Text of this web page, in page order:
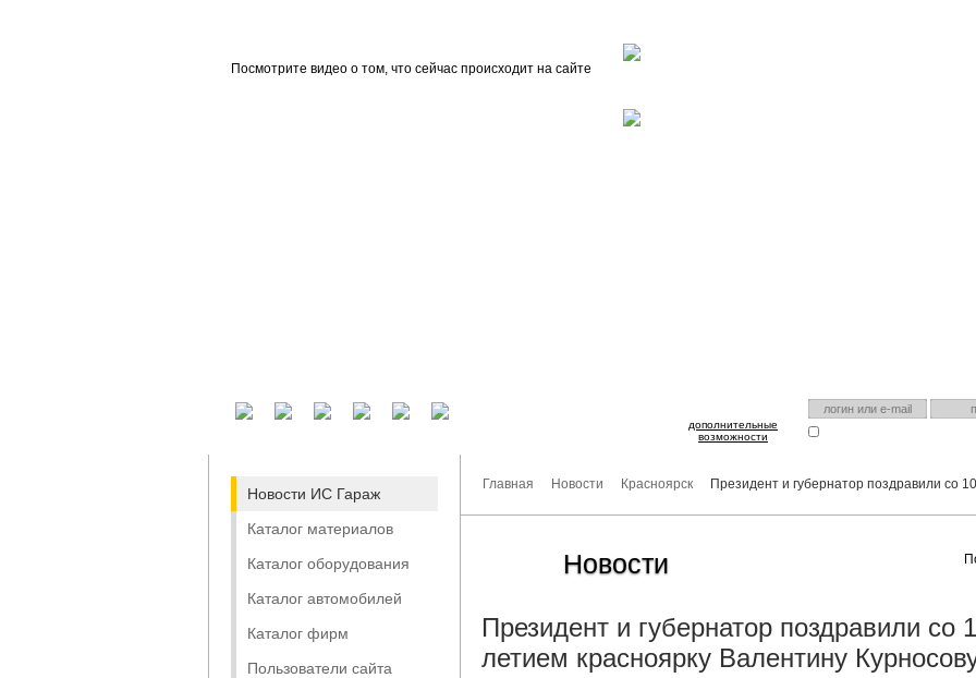
Посмотрите видео о том, что сейчас происходит на сайте
дополнительные
возможности
Новости ИС Гараж
Каталог материалов
Каталог оборудования
Каталог автомобилей
Каталог фирм
Пользователи сайта
Главная Новости Красноярск Президент и губернатор поздравили со
Новости
Президент и губернатор поздравили со
летием красноярку Валентину